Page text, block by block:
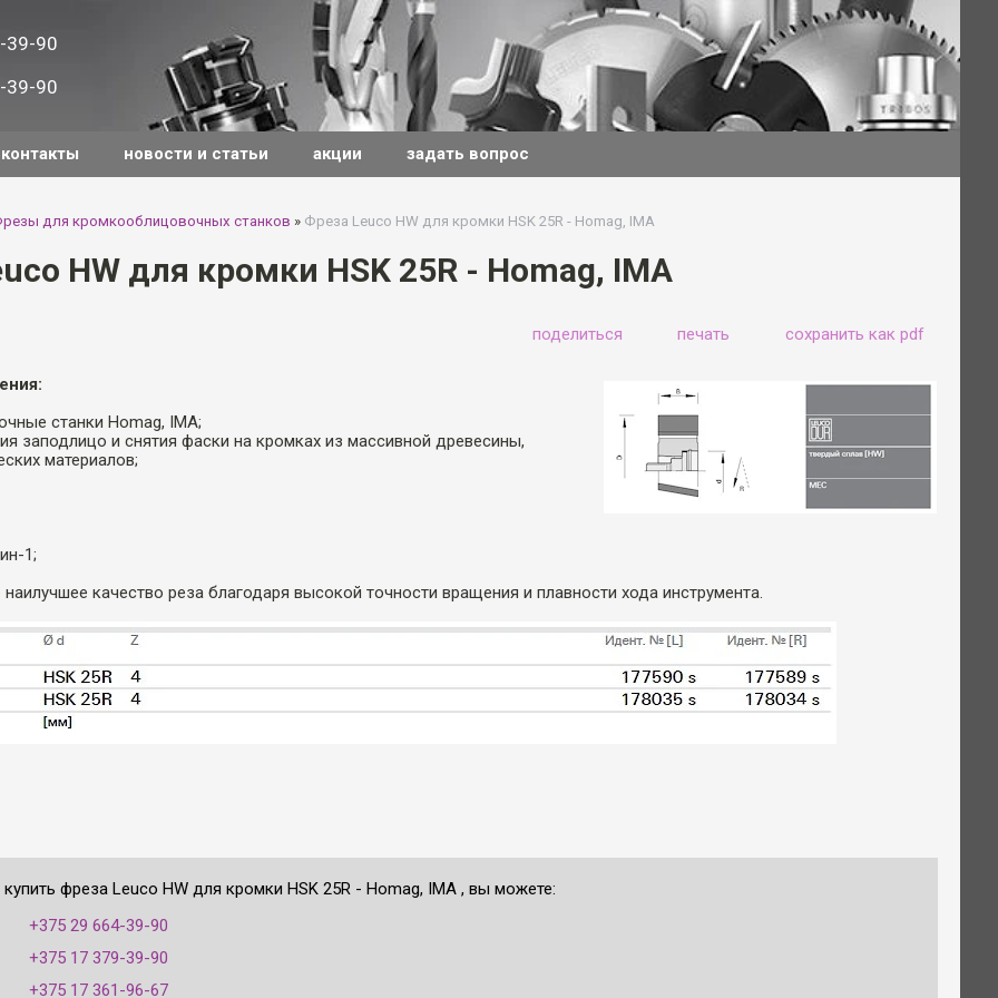
39-90
39-90
контакты новости и статьи акции задать вопрос
для кромкооблицовочных станков » Фреза Leuco HW для кромки HSK 25R - Homag, IMA
HW для кромки HSK 25R - Homag, IMA
поделиться печать сохранить как pdf
станки Homag, IMA;
заподлицо и снятия фаски на кромках из массивной древесины,
материалов;
1;
наилучшее качество реза благодаря высокой точности вращения и плавности хода инструмента.
купить фреза Leuco HW для кромки HSK 25R - Homag, IMA , вы можете:
+375 29 664-39-90
+375 17 379-39-90
+375 17 361-96-67